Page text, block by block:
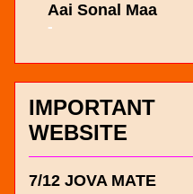
Aai Sonal Maa
-
IMPORTANT
WEBSITE
7/12 JOVA MATE